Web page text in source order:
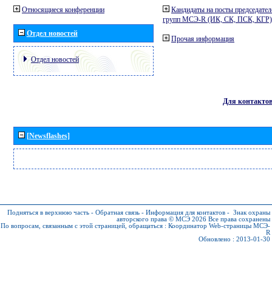
Относящиеся конференции
Отдел новостей
Отдел новостей
Кандидаты на посты
групп МСЭ-R (ИК, СК, ПСК, КГР)
Прочая информация
Для контактов
[Newsflashes]
Подняться в верхнюю часть - Обратная связь - Информация для контактов - Знак охраны
авторского права © МСЭ 2026 Все права сохранены
По вопросам, связанным с этой страницей, обращаться : Координатор Web-страницы МСЭ-
R
Обновлено : 2013-01-30